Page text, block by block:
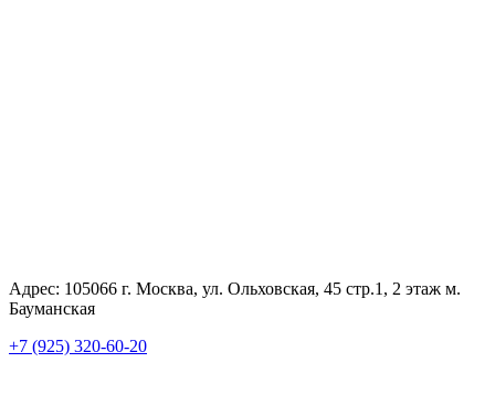
Адрес: 105066 г. Москва, ул. Ольховская, 45 стр.1, 2 этаж м.
Бауманская
+7 (925) 320-60-20